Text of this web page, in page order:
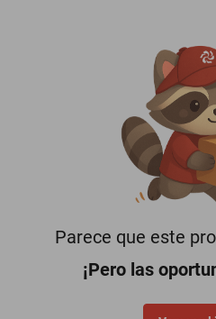
Parece que este
¡Pero las
oppo
motoneta